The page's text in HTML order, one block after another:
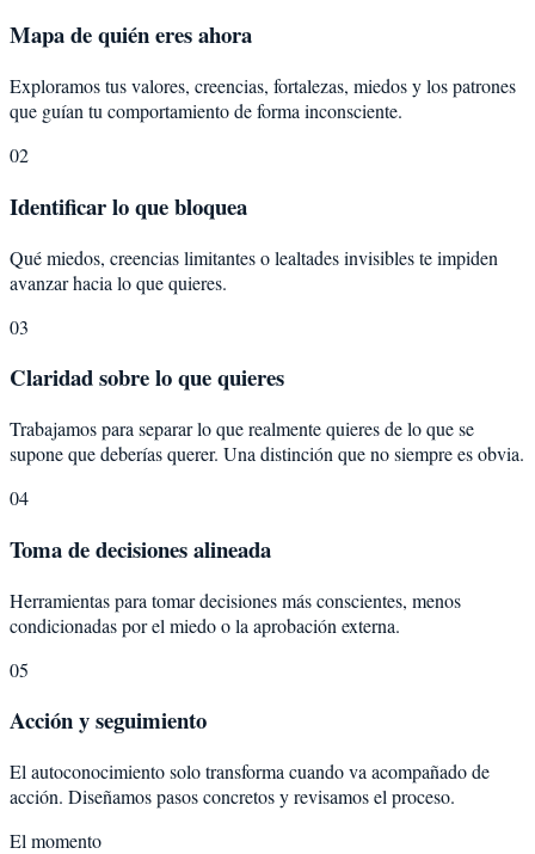
Mapa de quién eres ahora
Exploramos tus valores, creencias, fortalezas, miedos y los patrones
que guían tu comportamiento de forma inconsciente.
02
Identificar lo que bloquea
Qué miedos, creencias limitantes o lealtades invisibles te impiden
avanzar hacia lo que quieres.
03
Claridad sobre lo que quieres
Trabajamos para separar lo que realmente quieres de lo que se
supone que deberías querer. Una distinción que no siempre es obvia.
04
Toma de decisiones alineada
Herramientas para tomar decisiones más conscientes, menos
condicionadas por el miedo o la aprobación externa.
05
Acción y seguimiento
El autoconocimiento solo transforma cuando va acompañado de
acción. Diseñamos pasos concretos y revisamos el proceso.
El momento